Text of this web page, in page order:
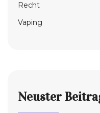
Recht
Vaping
Neuster